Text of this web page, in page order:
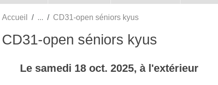
Accueil CD31-open séniors kyus
CD31-open séniors kyus
Le samedi 18 oct. 2025, à l'extérieur